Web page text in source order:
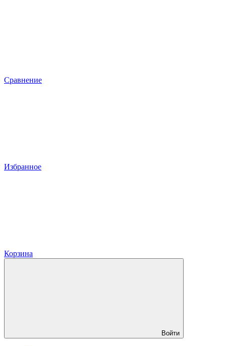
Сравнение
Избранное
Корзина
Войти